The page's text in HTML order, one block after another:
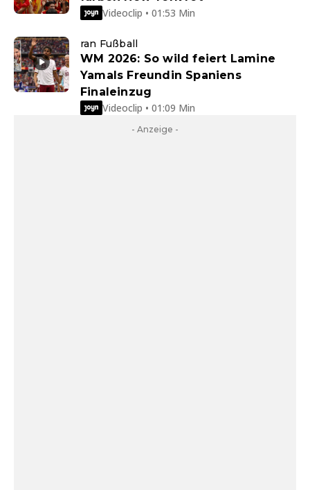
Videoclip • 01:53 Min
ran Fußball
WM 2026: So wild feiert Lamine
Yamals Freundin Spaniens
Finaleinzug
Videoclip • 01:09 Min
- Anzeige -